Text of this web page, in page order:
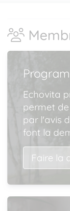
Echovita
permet
par l'avis
font la
Faire la